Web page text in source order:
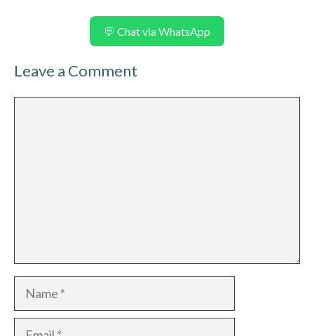
💬 Chat via WhatsApp
Leave a Comment
Name
Email